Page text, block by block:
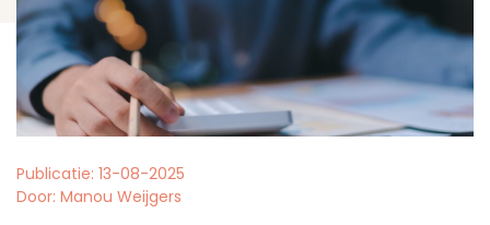
Publicatie: 13-08-2025
Door: Manou Weijgers